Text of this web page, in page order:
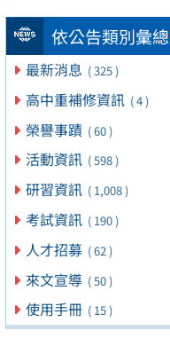
依公告類別彙總
最新消息 ( 325 )
高中重補修資訊 ( 4 )
榮譽事蹟 ( 60 )
活動資訊 ( 598 )
研習資訊 ( 1,008 )
考試資訊 ( 190 )
人才招募 ( 62 )
來文宣導 ( 50 )
使用手冊 ( 15 )